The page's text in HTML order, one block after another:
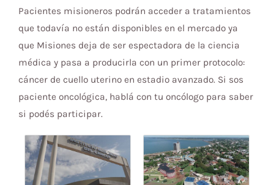
Pacientes misioneros podrán acceder a tratamientos
que todavía no están disponibles en el mercado ya
que Misiones deja de ser espectadora de la ciencia
médica y pasa a producirla con un primer protocolo:
cáncer de cuello uterino en estadio avanzado. Si sos
paciente oncológica, hablá con tu oncólogo para saber
si podés participar.